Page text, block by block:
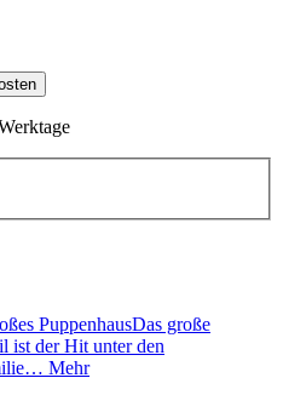
PuppenhausDas große
ist der Hit unter den
Mehr